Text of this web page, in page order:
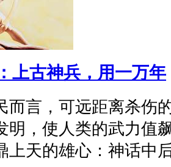
上古神兵，用一万年
而言，可远距离杀伤
明，使人类的武力值
上天的雄心：神话